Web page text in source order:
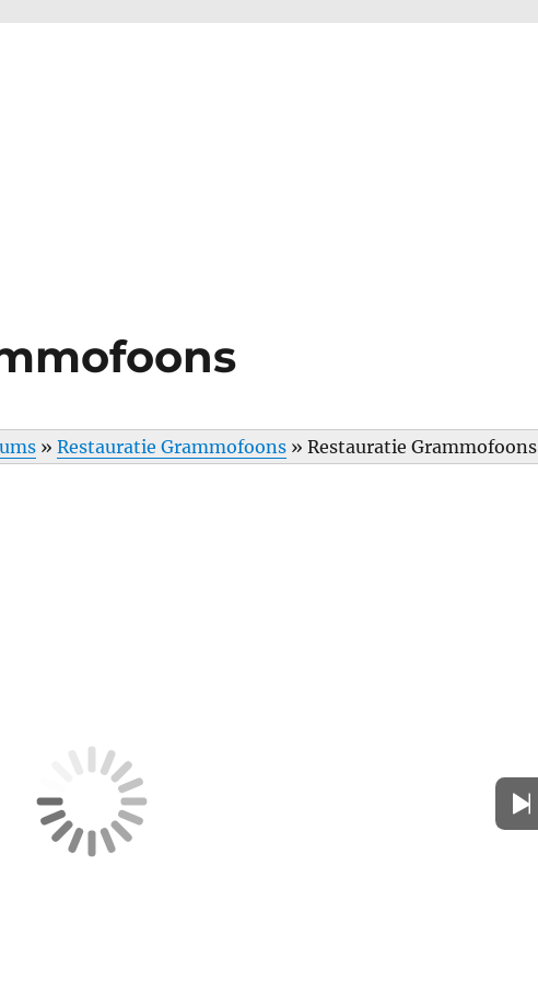
»Restauratie Grammofoons »Restauratie Grammofoons